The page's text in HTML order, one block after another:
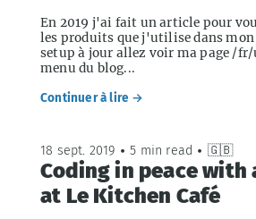
En 2019 j'ai fait un article pour
les produits que j'utilise dans mon
setup à jour allez voir ma page /fr/
menu du blog...
Continuer à lire →
18 sept. 2019 • 5 min read • 🇬🇧
Coding in peace with
at Le Kitchen Café